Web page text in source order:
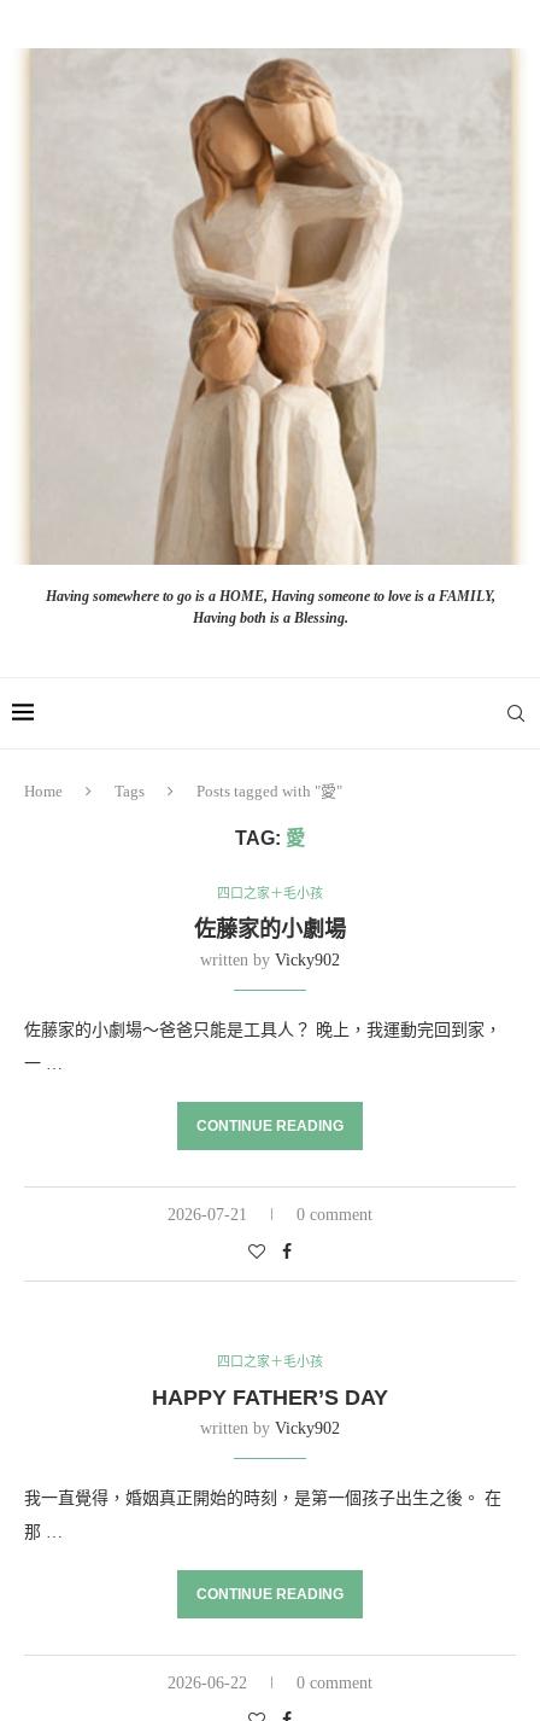
Having somewhere to go is a HOME, Having someone to love is a FAMILY,
Having both is a Blessing.
Home Tags Posts tagged with "愛"
TAG: 愛
四口之家＋毛小孩
佐藤家的小劇場
written by Vicky902
佐藤家的小劇場～爸爸只能是工具人？ 晚上，我運動完回到家，
一 …
CONTINUE READING
2026-07-21 0 comment
四口之家＋毛小孩
HAPPY FATHER’S DAY
written by Vicky902
我一直覺得，婚姻真正開始的時刻，是第一個孩子出生之後。 在
那 …
CONTINUE READING
2026-06-22 0 comment